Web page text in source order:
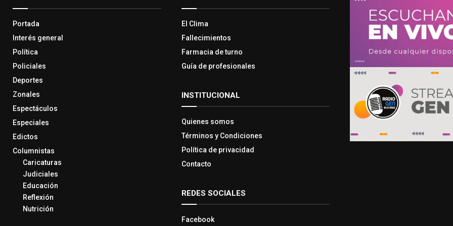
Portada
Interés general
Política
Policiales
Deportes
Zonales
Espectáculos
Especiales
Edictos
Columnistas
Caricaturas
Judiciales
Educación
Reflexión
Nutrición
El Clima
Fallecimientos
Farmacia de turno
Guía de profesionales
INSTITUCIONAL
Quienes somos
Términos y Condiciones
Política de privacidad
Contacto
REDES SOCIALES
Facebook